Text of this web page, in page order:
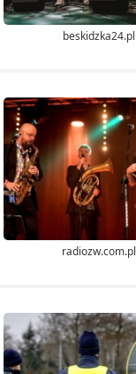
beskidzka24.pl
radiozw.com.pl